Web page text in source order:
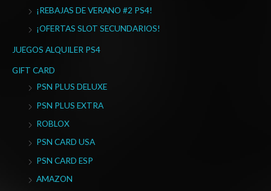
¡REBAJAS DE VERANO #2 PS4!
¡OFERTAS SLOT SECUNDARIOS!
JUEGOS ALQUILER PS4
GIFT CARD
PSN PLUS DELUXE
PSN PLUS EXTRA
ROBLOX
PSN CARD USA
PSN CARD ESP
AMAZON